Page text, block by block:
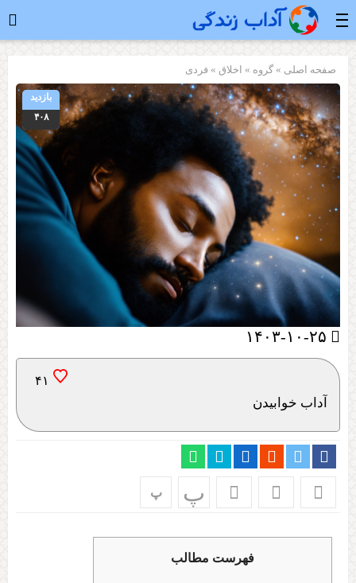
صفحه اصلی » گروه » اخلاق » فردی
بازدید
۴۰۸
۴۱
آداب خوابیدن
پ پ
فهرست مطالب